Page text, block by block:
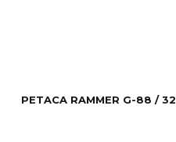
PETACA RAMMER G-88 /